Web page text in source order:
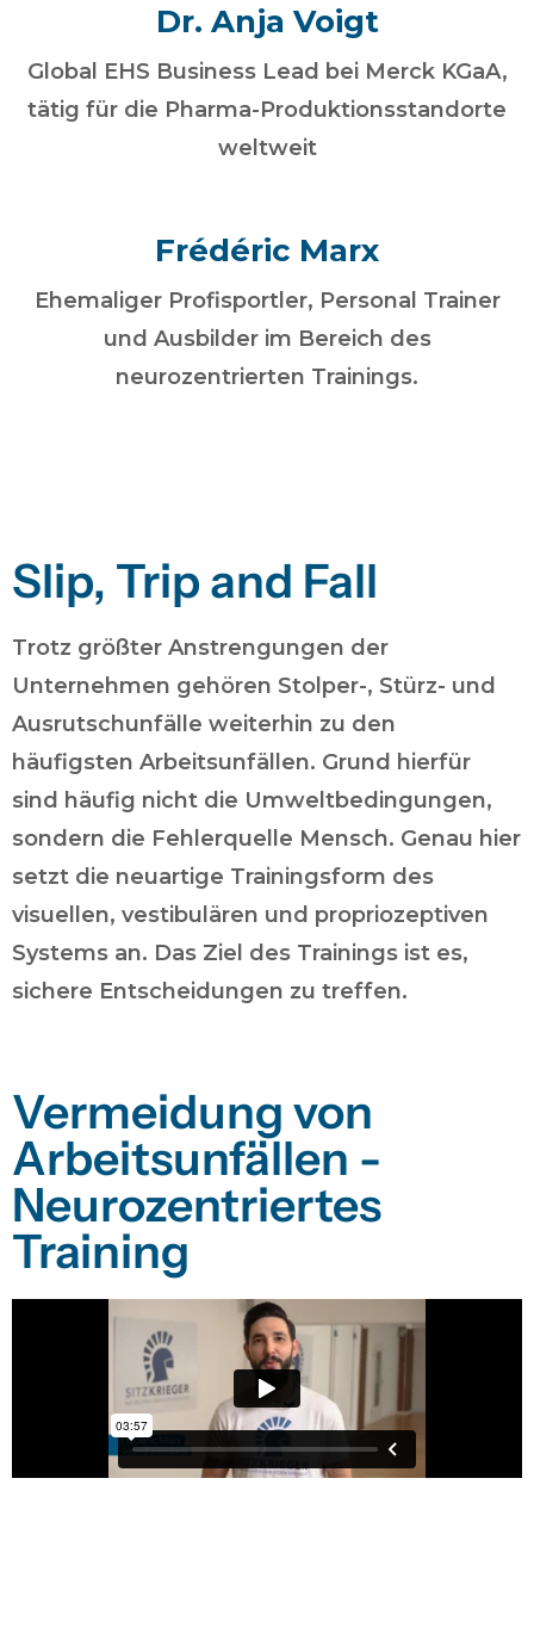
Dr. Anja Voigt
Global EHS Business Lead bei Merck KGaA,
tätig für die Pharma-Produktionsstandorte
weltweit
Frédéric Marx
Ehemaliger Profisportler, Personal Trainer
und Ausbilder im Bereich des
neurozentrierten Trainings.
Slip, Trip and Fall
Trotz größter Anstrengungen der
Unternehmen gehören Stolper-, Stürz- und
Ausrutschunfälle weiterhin zu den
häufigsten Arbeitsunfällen. Grund hierfür
sind häufig nicht die Umweltbedingungen,
sondern die Fehlerquelle Mensch. Genau hier
setzt die neuartige Trainingsform des
visuellen, vestibulären und propriozeptiven
Systems an. Das Ziel des Trainings ist es,
sichere Entscheidungen zu treffen.
Vermeidung von
Arbeitsunfällen -
Neurozentriertes
Training